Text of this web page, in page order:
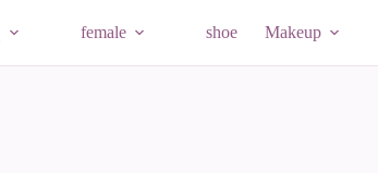
female shoe Makeup